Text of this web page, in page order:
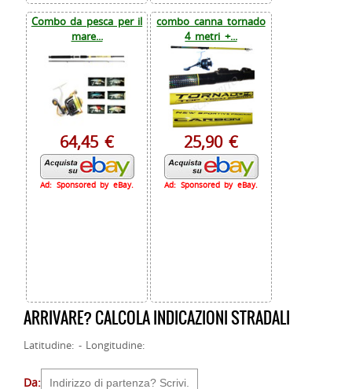
Combo da pesca per il
mare...
64,45 €
Ad: Sponsored by eBay.
combo canna tornado
4 metri +...
25,90 €
Ad: Sponsored by eBay.
ARRIVARE? CALCOLA INDICAZIONI STRADALI
Latitudine: - Longitudine:
Da: